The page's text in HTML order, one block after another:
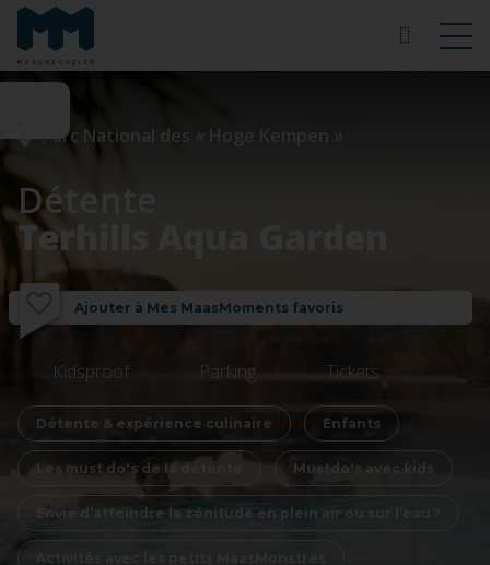
Parc National des « Hoge Kempen »
Détente
Terhills Aqua Garden
Ajouter à Mes MaasMoments favoris
Kidsproof Parking Tickets
Détente & expérience culinaire Enfants
Les must do's de la détente Mustdo's avec kids
Envie d’atteindre la zénitude en plein air ou sur l’eau ?
Activités avec les petits MaasMonstres